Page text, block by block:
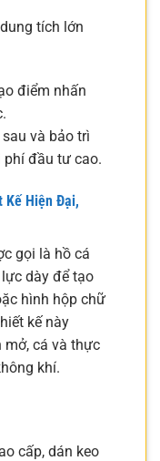
tích lớn
điểm nhấn
và bảo trì
phí đầu tư cao.
Kế Hiện Đại,
gọi là hồ cá
lực dày để tạo
hình hộp chữ
kế này
mở, cá và thực
khí.
cấp, dán keo